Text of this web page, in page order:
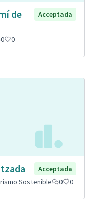
de
Acceptada
0 0
Acceptada
Sostenible 0 0